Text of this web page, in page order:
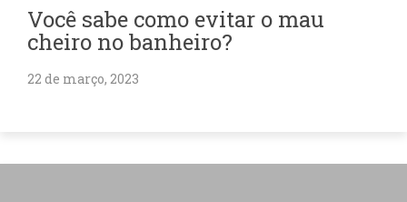
Você sabe como evitar o mau
cheiro no banheiro?
22 de março, 2023